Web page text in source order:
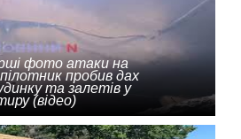
фото атаки на
пробив дах
та залетів у
(відео)